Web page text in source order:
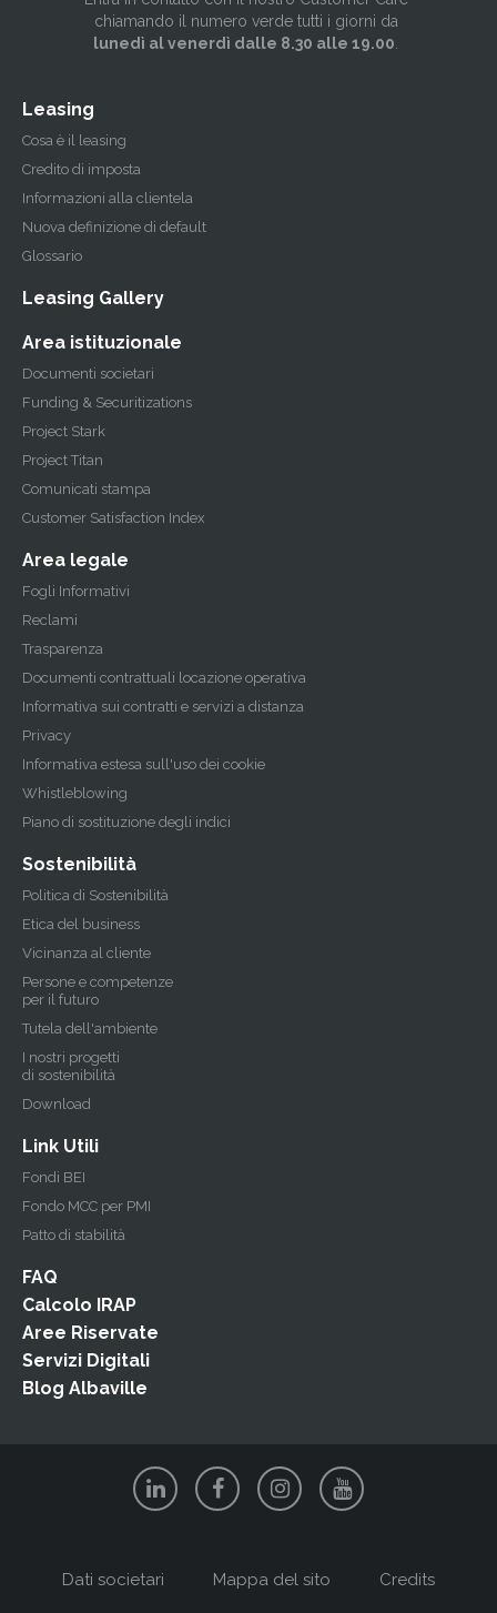
chiamando il numero verde tutti i giorni da
lunedì al venerdì dalle 8.30 alle 19.00
Leasing
Cosa è il leasing
Credito di imposta
Informazioni alla clientela
Nuova definizione di default
Glossario
Leasing Gallery
Area istituzionale
Documenti societari
Funding & Securitizations
Project Stark
Project Titan
Comunicati stampa
Customer Satisfaction Index
Area legale
Fogli Informativi
Reclami
Trasparenza
Documenti contrattuali locazione operativa
Informativa sui contratti e servizi a distanza
Privacy
Informativa estesa sull'uso dei cookie
Whistleblowing
Piano di sostituzione degli indici
Sostenibilità
Politica di Sostenibilità
Etica del business
Vicinanza al cliente
Persone e competenze
per il futuro
Tutela dell'ambiente
I nostri progetti
di sostenibilità
Download
Link Utili
Fondi BEI
Fondo MCC per PMI
Patto di stabilità
FAQ
Calcolo IRAP
Aree Riservate
Servizi Digitali
Blog Albaville
Dati societari Mappa del sito Credits